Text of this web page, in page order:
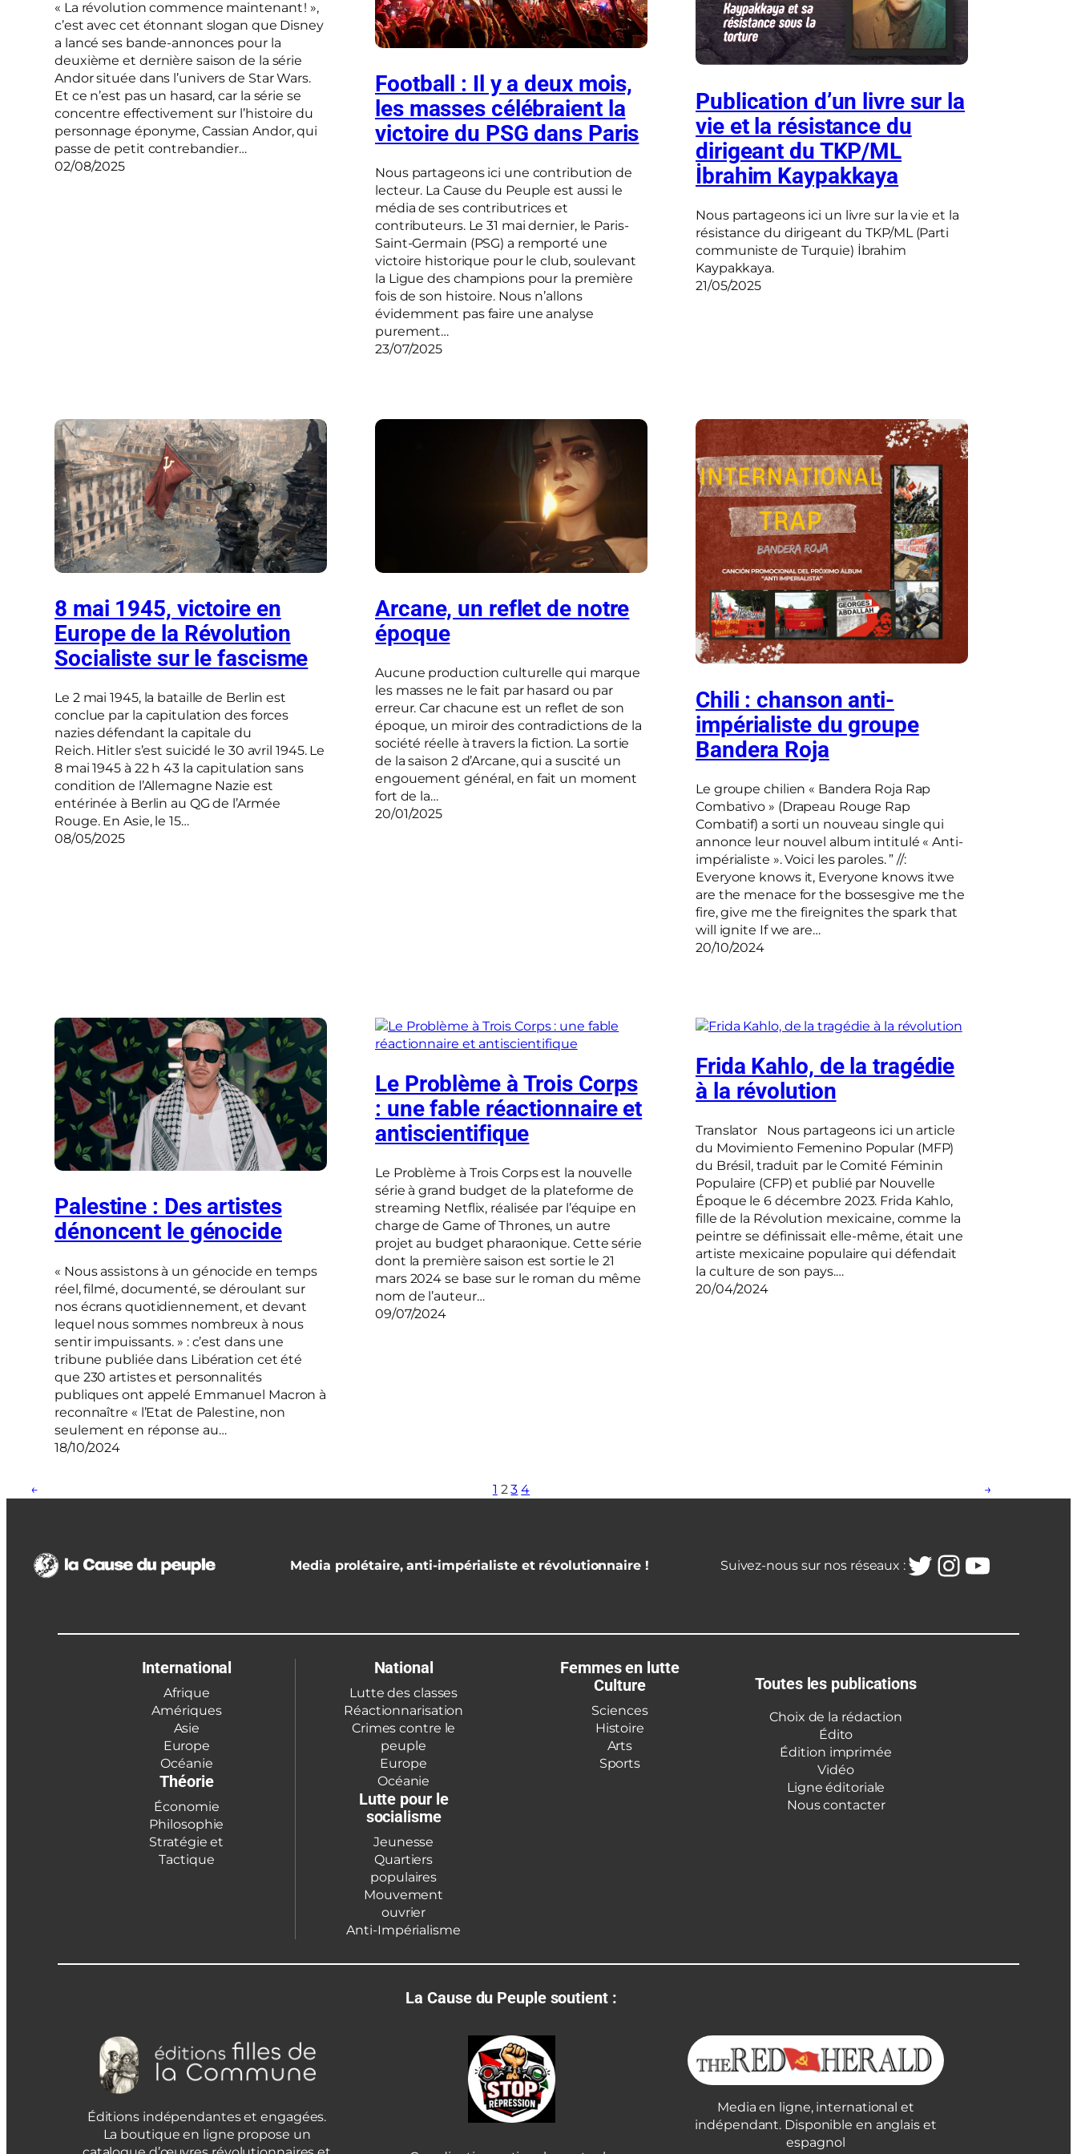
« La révolution commence maintenant ! »,
c’est avec cet étonnant slogan que Disney
a lancé ses bande-annonces pour la
deuxième et dernière saison de la série
Andor située dans l’univers de Star Wars.
Et ce n’est pas un hasard, car la série se
concentre effectivement sur l’histoire du
personnage éponyme, Cassian Andor, qui
passe de petit contrebandier…
02/08/2025
Football : Il y a deux mois,
les masses célébraient la
victoire du PSG dans Paris
Nous partageons ici une contribution de
lecteur. La Cause du Peuple est aussi le
média de ses contributrices et
contributeurs. Le 31 mai dernier, le Paris-
Saint-Germain (PSG) a remporté une
victoire historique pour le club, soulevant
la Ligue des champions pour la première
fois de son histoire. Nous n’allons
évidemment pas faire une analyse
purement…
23/07/2025
Publication d’un livre sur la
vie et la résistance du
dirigeant du TKP/ML
İbrahim Kaypakkaya
Nous partageons ici un livre sur la vie et la
résistance du dirigeant du TKP/ML (Parti
communiste de Turquie) İbrahim
Kaypakkaya.
21/05/2025
8 mai 1945, victoire en
Europe de la Révolution
Socialiste sur le fascisme
Le 2 mai 1945, la bataille de Berlin est
conclue par la capitulation des forces
nazies défendant la capitale du
Reich. Hitler s’est suicidé le 30 avril 1945. Le
8 mai 1945 à 22 h 43 la capitulation sans
condition de l’Allemagne Nazie est
entérinée à Berlin au QG de l’Armée
Rouge. En Asie, le 15…
08/05/2025
Arcane, un reflet de notre
époque
Aucune production culturelle qui marque
les masses ne le fait par hasard ou par
erreur. Car chacune est un reflet de son
époque, un miroir des contradictions de la
société réelle à travers la fiction. La sortie
de la saison 2 d’Arcane, qui a suscité un
engouement général, en fait un moment
fort de la…
20/01/2025
Chili : chanson anti-
impérialiste du groupe
Bandera Roja
Le groupe chilien « Bandera Roja Rap
Combativo » (Drapeau Rouge Rap
Combatif) a sorti un nouveau single qui
annonce leur nouvel album intitulé « Anti-
impérialiste ». Voici les paroles. ” //:
Everyone knows it, Everyone knows itwe
are the menace for the bossesgive me the
fire, give me the fireignites the spark that
will ignite If we are…
20/10/2024
Palestine : Des artistes
dénoncent le génocide
« Nous assistons à un génocide en temps
réel, filmé, documenté, se déroulant sur
nos écrans quotidiennement, et devant
lequel nous sommes nombreux à nous
sentir impuissants. » : c’est dans une
tribune publiée dans Libération cet été
que 230 artistes et personnalités
publiques ont appelé Emmanuel Macron à
reconnaître « l’Etat de Palestine, non
seulement en réponse au…
18/10/2024
Le Problème à Trois Corps
: une fable réactionnaire et
antiscientifique
Le Problème à Trois Corps est la nouvelle
série à grand budget de la plateforme de
streaming Netflix, réalisée par l’équipe en
charge de Game of Thrones, un autre
projet au budget pharaonique. Cette série
dont la première saison est sortie le 21
mars 2024 se base sur le roman du même
nom de l’auteur…
09/07/2024
Frida Kahlo, de la tragédie
à la révolution
Translator Nous partageons ici un article
du Movimiento Femenino Popular (MFP)
du Brésil, traduit par le Comité Féminin
Populaire (CFP) et publié par Nouvelle
Époque le 6 décembre 2023. Frida Kahlo,
fille de la Révolution mexicaine, comme la
peintre se définissait elle-même, était une
artiste mexicaine populaire qui défendait
la culture de son pays.…
20/04/2024
← 1 2 3 4 →
Media prolétaire, anti-impérialiste et révolutionnaire ! Suivez-nous sur nos réseaux :Twitter
International
Afrique
Amériques
Asie
Europe
Océanie
Théorie
Économie
Philosophie
Stratégie et
Tactique
National
Lutte des classes
Réactionnarisation
Crimes contre le
peuple
Europe
Océanie
Lutte pour le
socialisme
Jeunesse
Quartiers
populaires
Mouvement
ouvrier
Anti-Impérialisme
Femmes en lutte
Culture
Sciences
Histoire
Arts
Sports
Toutes les publications
Choix de la rédaction
Édito
Édition imprimée
Vidéo
Ligne éditoriale
Nous contacter
La Cause du Peuple soutient :
Éditions indépendantes et engagées.
La boutique en ligne propose un
Media en ligne, international et
indépendant. Disponible en anglais et
espagnol